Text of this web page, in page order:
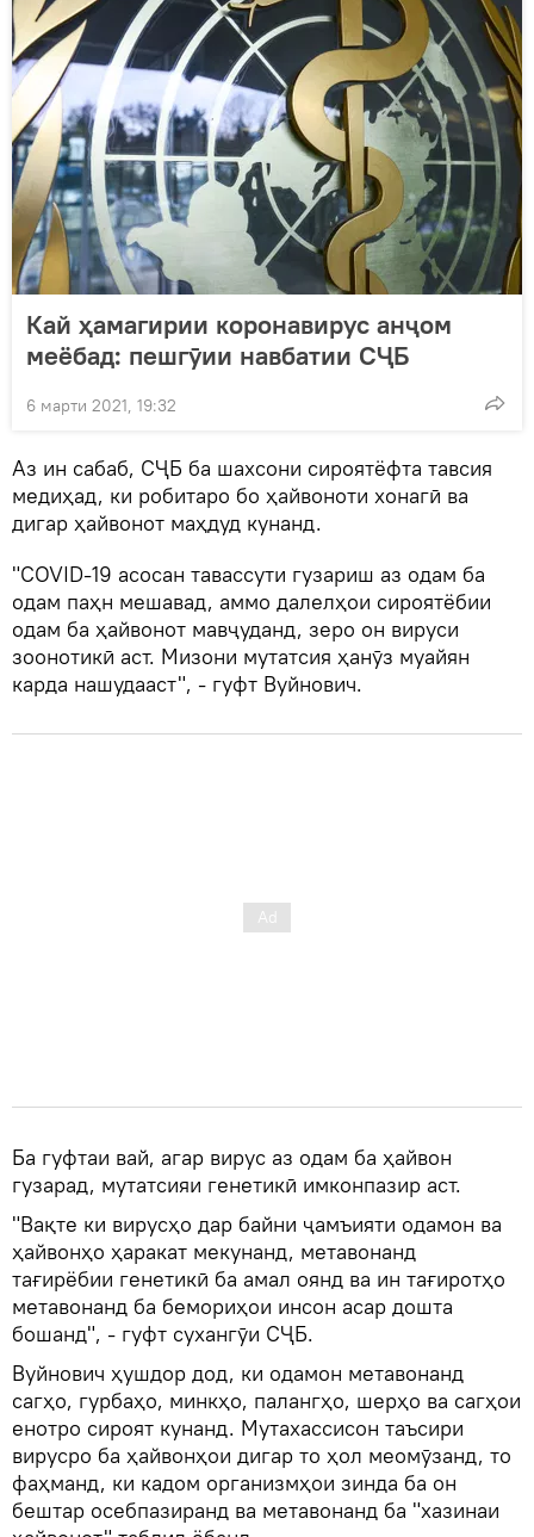
Кай ҳамагирии коронавирус анҷом
меёбад: пешгӯии навбатии СҶБ
6 марти 2021, 19:32
Аз ин сабаб, СҶБ ба шахсони сироятёфта тавсия
медиҳад, ки робитаро бо ҳайвоноти хонагӣ ва
дигар ҳайвонот маҳдуд кунанд.
"COVID-19 асосан тавассути гузариш аз одам ба
одам паҳн мешавад, аммо далелҳои сироятёбии
одам ба ҳайвонот мавҷуданд, зеро он вируси
зоонотикӣ аст. Мизони мутатсия ҳанӯз муайян
карда нашудааст", - гуфт Вуйнович.
Ба гуфтаи вай, агар вирус аз одам ба ҳайвон
гузарад, мутатсияи генетикӣ имконпазир аст.
"Вақте ки вирусҳо дар байни ҷамъияти одамон ва
ҳайвонҳо ҳаракат мекунанд, метавонанд
тағирёбии генетикӣ ба амал оянд ва ин тағиротҳо
метавонанд ба бемориҳои инсон асар дошта
бошанд", - гуфт сухангӯи СҶБ.
Вуйнович ҳушдор дод, ки одамон метавонанд
сагҳо, гурбаҳо, минкҳо, палангҳо, шерҳо ва сагҳои
енотро сироят кунанд. Мутахассисон таъсири
вирусро ба ҳайвонҳои дигар то ҳол меомӯзанд, то
фаҳманд, ки кадом организмҳои зинда ба он
бештар осебпазиранд ва метавонанд ба "хазинаи